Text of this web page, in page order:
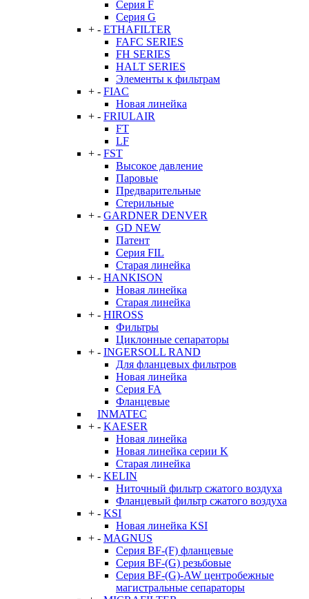
Серия F
Серия G
+ - ETHAFILTER
FAFC SERIES
FH SERIES
HALT SERIES
Элементы к фильтрам
+ - FIAC
Новая линейка
+ - FRIULAIR
FT
LF
+ - FST
Высокое давление
Паровые
Предварительные
Стерильные
+ - GARDNER DENVER
GD NEW
Патент
Серия FIL
Старая линейка
+ - HANKISON
Новая линейка
Старая линейка
+ - HIROSS
Фильтры
Циклонные сепараторы
+ - INGERSOLL RAND
Для фланцевых фильтров
Новая линейка
Серия FA
Фланцевые
INMATEC
+ - KAESER
Новая линейка
Новая линейка серии K
Старая линейка
+ - KELIN
Ниточный фильтр сжатого воздуха
Фланцевый фильтр сжатого воздуха
+ - KSI
Новая линейка KSI
+ - MAGNUS
Серия BF-(F) фланцевые
Серия BF-(G) резьбовые
Серия BF-(G)-AW центробежные
магистральные сепараторы